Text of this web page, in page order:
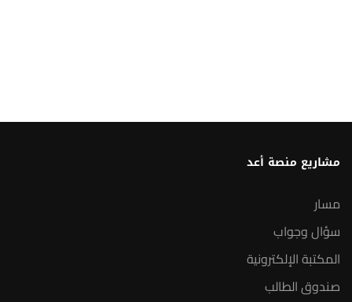
مشاريع منصة أعد
مسار
سؤال وجواب
المكتبة الإلكترونية
صندوق الطالب